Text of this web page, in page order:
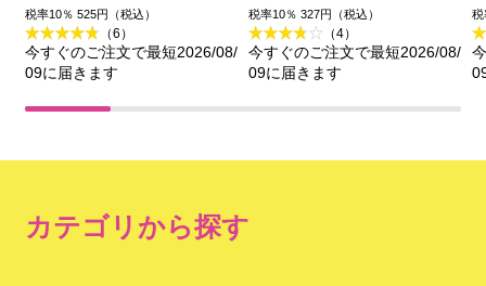
税率10％ 525円（税込）
（6）
今すぐのご注文で最短2026/08/
09に届きます
税率10％ 327円（税込）
（4）
今すぐのご注文で最短2026/08/
09に届きます
税
カテゴリから探す